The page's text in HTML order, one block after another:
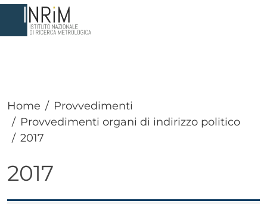
Salta al contenuto principale
Home
Provvedimenti
Provvedimenti organi di indirizzo politico
2017
2017